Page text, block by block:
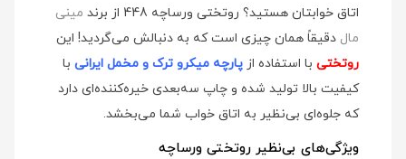
اتاق خوابتان هستید؟ روتختی ورساچه 448 از برند
مینی
مال دقیقاً همان چیزی است که به دنبالش می‌گردید! این
روتختی با استفاده از پارچه میکرو ترک و مخمل ایرانی با
کیفیت بالا تولید شده و چاپ سه‌بعدی خیره‌کننده‌ای دارد
که جلوه‌ای بی‌نظیر به اتاق خواب شما می‌بخشد.
ویژگی‌های بی‌نظیر روتختی ورساچه